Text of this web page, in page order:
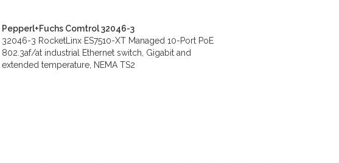
Pepperl+Fuchs Comtrol 32046-3
32046-3 RocketLinx ES7510-XT Managed 10-Port PoE
802.3af/at industrial Ethernet switch, Gigabit and
extended temperature, NEMA TS2